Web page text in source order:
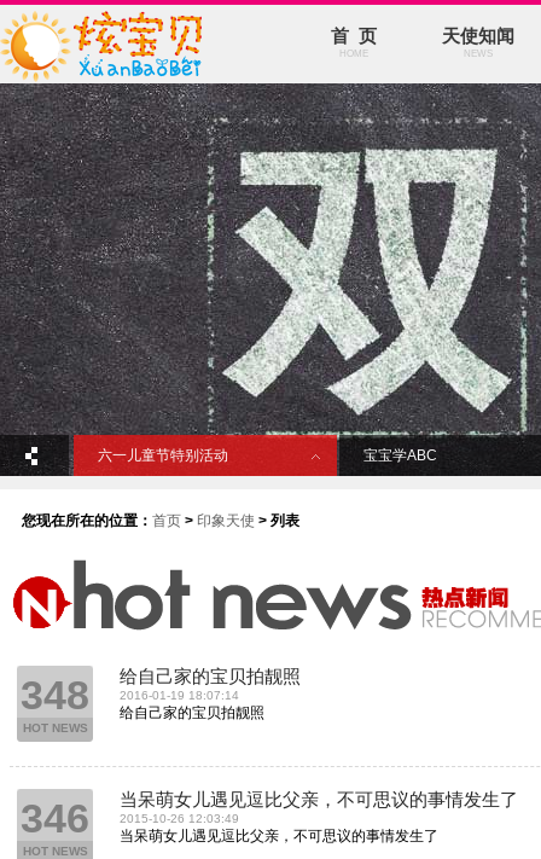
首 页
HOME
天使知闻
NEWS
六一儿童节特别活动 宝宝学ABC
您现在所在的位置： 首页 > 印象天使 > 列表
348
HOT NEWS
给自己家的宝贝拍靓照
2016-01-19 18:07:14
给自己家的宝贝拍靓照
346
HOT NEWS
当呆萌女儿遇见逗比父亲，不可思议的事情发生了
2015-10-26 12:03:49
当呆萌女儿遇见逗比父亲，不可思议的事情发生了